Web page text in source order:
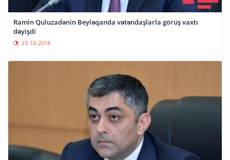
Ramin Quluzadənin Beyləqanda vətəndaşlarla görüş vaxtı
dəyişdi
23-10-2018